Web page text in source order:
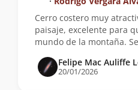
Cerro costero muy
paisaje, excelente para
mundo de la montaña.
Felipe Mac Auliffe
20/01/2026